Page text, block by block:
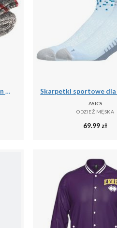
Skarpety do brodzenia Taimen Merino Turuun Extreame
ASICS
ODZIEŻ MĘSKA
69.99 zł